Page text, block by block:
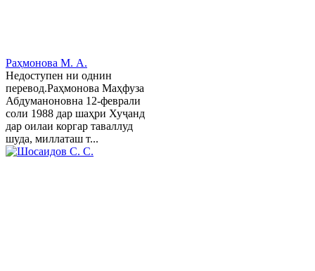
Раҳмонова М. А.
Недоступен ни однин
перевод.Раҳмонова Маҳфуза
Абдуманоновна 12-феврали
соли 1988 дар шаҳри Хуҷанд
дар оилаи коргар таваллуд
шуда, миллаташ т...